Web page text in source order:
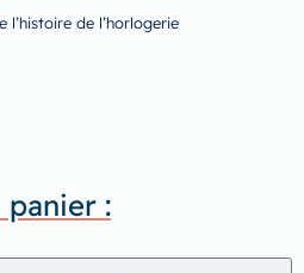
l’histoire de l’horlogerie
: